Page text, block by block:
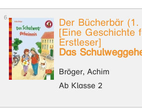
Der Bücherbär (1.
[Eine Geschichte
Erstleser]
Das
Bröger, Achim
Ab Klasse 2